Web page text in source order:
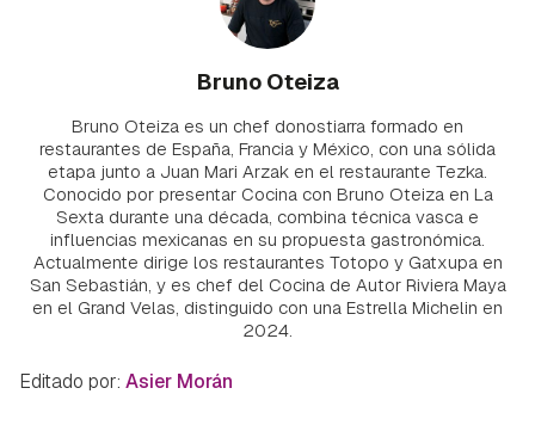
Bruno Oteiza
Bruno Oteiza es un chef donostiarra formado en
restaurantes de España, Francia y México, con una sólida
etapa junto a Juan Mari Arzak en el restaurante Tezka.
Conocido por presentar Cocina con Bruno Oteiza en La
Sexta durante una década, combina técnica vasca e
influencias mexicanas en su propuesta gastronómica.
Actualmente dirige los restaurantes Totopo y Gatxupa en
San Sebastián, y es chef del Cocina de Autor Riviera Maya
en el Grand Velas, distinguido con una Estrella Michelin en
2024.
Editado por: Asier Morán